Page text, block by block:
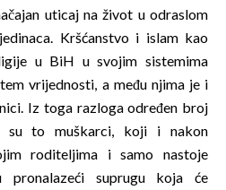
uticaj na život u odraslom
Kršćanstvo i islam kao
u BiH u svojim sistemima
vrijednosti, a među njima je i
Iz toga razloga određen broj
su to muškarci, koji i nakon
roditeljima i samo nastoje
pronalazeći suprugu koja će